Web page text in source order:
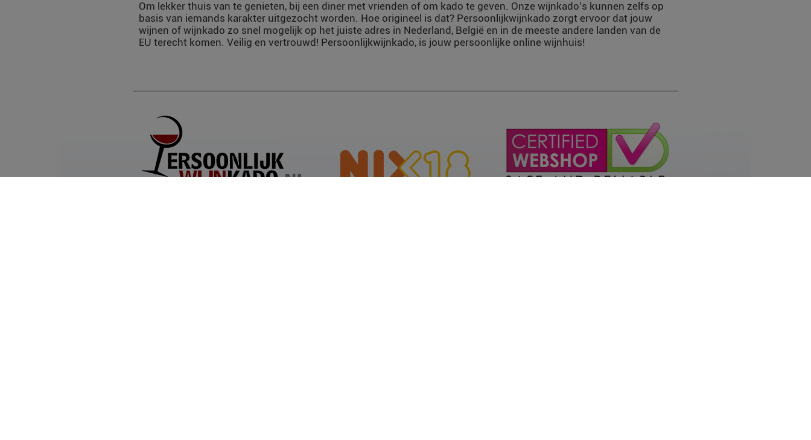
Om lekker thuis van te genieten, bij een diner met vrienden of om kado te geven. Onze wijnkado's kunnen zelfs op
basis van iemands karakter uitgezocht worden. Hoe origineel is dat? Persoonlijkwijnkado zorgt ervoor dat jouw
wijnen of wijnkado zo snel mogelijk op het juiste adres in Nederland, België en in de meeste andere landen van de
EU terecht komen. Veilig en vertrouwd! Persoonlijkwijnkado, is jouw persoonlijke online wijnhuis!